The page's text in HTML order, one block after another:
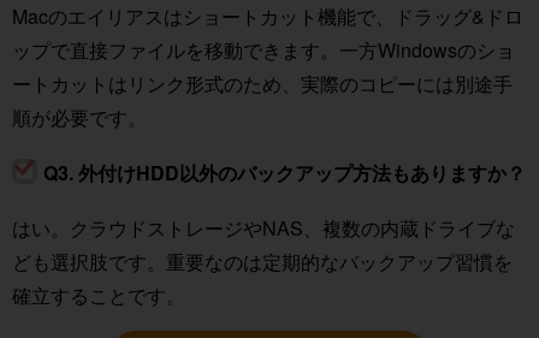
Macのエイリアスはショートカット機能で、ドラッグ&ドロ
ップで直接ファイルを移動できます。一方Windowsのショ
ートカットはリンク形式のため、実際のコピーには別途手
順が必要です。
Q3. 外付けHDD以外のバックアップ方法もありますか？
はい。クラウドストレージやNAS、複数の内蔵ドライブな
ども選択肢です。重要なのは定期的なバックアップ習慣を
確立することです。